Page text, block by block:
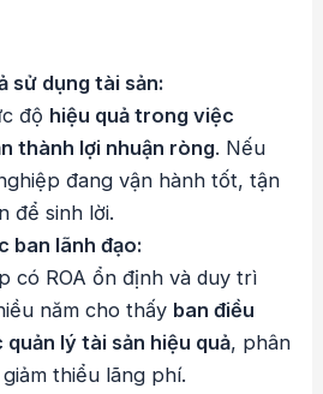
sử dụng tài sản:
độ hiệu quả trong việc
thành lợi nhuận ròng. Nếu
đang vận hành tốt, tận
để sinh lời.
ban lãnh đạo:
có ROA ổn định và duy trì
năm cho thấy ban điều
lý tài sản hiệu quả, phân
thiểu lãng phí.